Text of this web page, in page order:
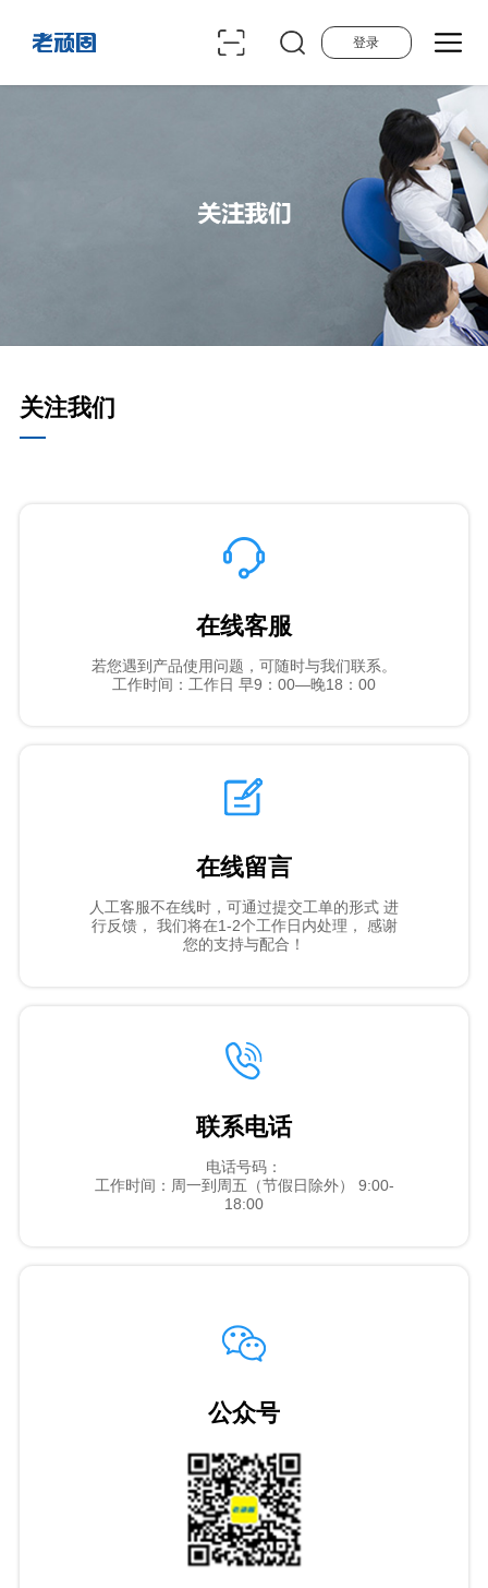
登录
关注我们
在线客服
若您遇到产品使用问题，可随时与我们联系。
工作时间：工作日 早9：00—晚18：00
在线留言
人工客服不在线时，可通过提交工单的形式 进
行反馈， 我们将在1-2个工作日内处理， 感谢
您的支持与配合！
联系电话
电话号码：
工作时间：周一到周五（节假日除外） 9:00-
18:00
公众号